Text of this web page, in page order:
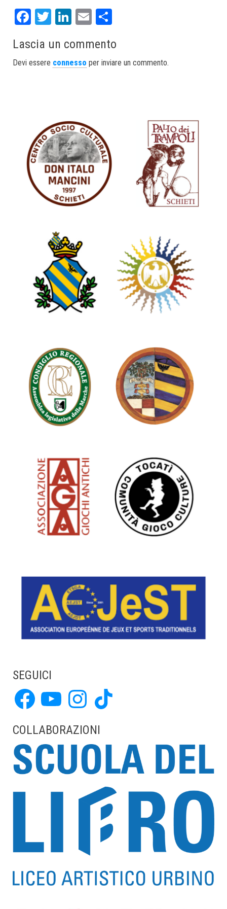
Fa
bo
ok
T
tt
er
Li
ed
In
E
ail re
Lascia un commento
Devi essere connesso per inviare un commento.
SEGUICI
FacebookYouTube Instagram TikTok
COLLABORAZIONI